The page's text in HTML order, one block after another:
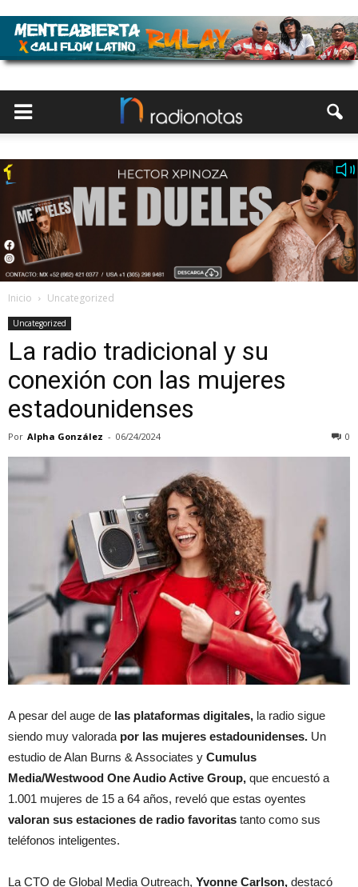
Inicio Uncategorized
Uncategorized
La radio tradicional y su
conexión con las mujeres
estadounidenses
Por Alpha González - 06/24/2024 0
A pesar del auge de las plataformas digitales, la radio sigue
siendo muy valorada por las mujeres estadounidenses. Un
estudio de Alan Burns & Associates y Cumulus
Media/Westwood One Audio Active Group, que encuestó a
1.001 mujeres de 15 a 64 años, reveló que estas oyentes
valoran sus estaciones de radio favoritas tanto como sus
teléfonos inteligentes.
La CTO de Global Media Outreach, Yvonne Carlson, destacó